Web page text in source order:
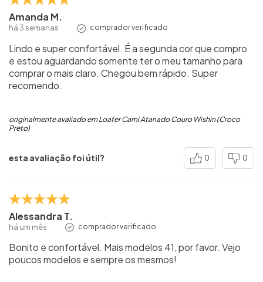
Amanda M.
há 3 semanas comprador verificado
Lindo e super confortável. É a segunda cor que compro
e estou aguardando somente ter o meu tamanho para
comprar o mais claro. Chegou bem rápido. Super
recomendo.
originalmente avaliado em Loafer Cami Atanado Couro Wishin (Croco
Preto)
esta avaliação foi útil? 0 0
Alessandra T.
há um mês comprador verificado
Bonito e confortável. Mais modelos 41, por favor. Vejo
poucos modelos e sempre os mesmos!